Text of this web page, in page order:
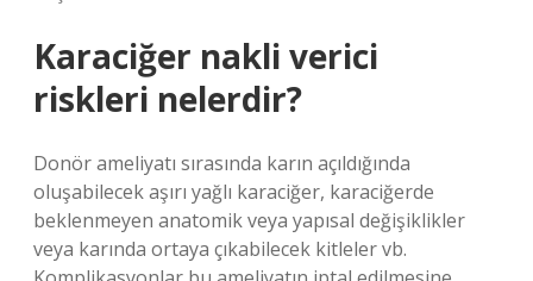
Karaciğer nakli verici
riskleri nelerdir?
Donör ameliyatı sırasında karın açıldığında
oluşabilecek aşırı yağlı karaciğer, karaciğerde
beklenmeyen anatomik veya yapısal değişiklikler
veya karında ortaya çıkabilecek kitleler vb.